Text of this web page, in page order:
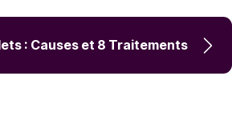
: Causes et 8 Traitements